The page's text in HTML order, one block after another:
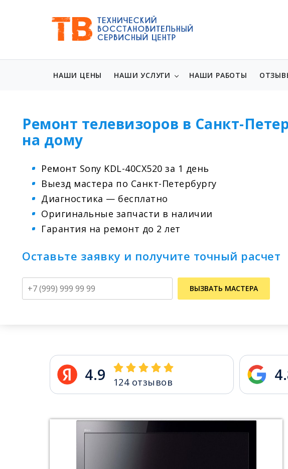
НАШИ ЦЕНЫ НАШИ УСЛУГИ НАШИ РАБОТЫ
Ремонт телевизоров в Санкт-
на дому
Ремонт Sony KDL-40CX520 за 1 день
Выезд мастера по Санкт-Петербургу
Диагностика — бесплатно
Оригинальные запчасти в наличии
Гарантия на ремонт до 2 лет
Оставьте заявку и получите точный расчет
ВЫЗВАТЬ МАСТЕРА
4.9 124отзывов